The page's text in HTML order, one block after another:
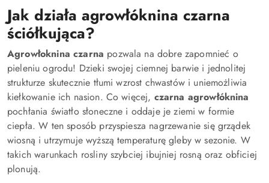
Jak działa agrowłóknina czarna
ściółkująca?
Agrowłoknina czarna pozwala na dobre zapomnieć o
pieleniu ogrodu! Dzieki swojej ciemnej barwie i jednolitej
strukturze skutecznie tłumi wzrost chwastów i uniemożliwia
kiełkowanie ich nasion. Co więcej, czarna agrowłóknina
pochłania światło słoneczne i oddaje je ziemi w formie
ciepła. W ten sposób przyspiesza nagrzewanie się grządek
wiosną i utrzymuje wyższą temperaturę gleby w sezonie. W
takich warunkach rosliny szybciej ibujniej rosną oraz obficiej
plonują.